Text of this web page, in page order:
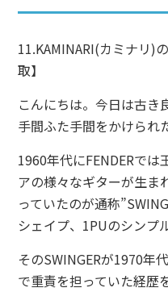
11.KAMINARI(カミナリ)
取】
こんにちは。今日は古き
手間ふた手間をかけられ
1960年代にFENDERで
アの様々なギターが生ま
っていたのが通称
シェイプ、1PUのシンプ
そのSWINGERが1970年
で重責を担っていた経歴